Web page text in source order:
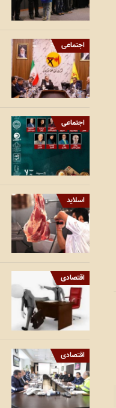
اجتماعی
اجتماعی
اسلاید
اقتصادی
اقتصادی